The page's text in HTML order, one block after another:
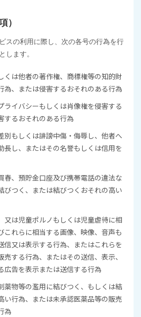
）
スの利用に際し、次の各号の行為を行
します。
くは他者の著作権、商標権等の知的財
為、または侵害するおそれのある行為
ライバシーもしくは肖像権を侵害する
するおそれのある行為
別もしくは誹謗中傷・侮辱し、他者へ
長し、またはその名誉もしくは信用を
春、預貯金口座及び携帯電話の違法な
びつく、または結びつくおそれの高い
又は児童ポルノもしくは児童虐待に相
これらに相当する画像、映像、音声も
信又は表示する行為、またはこれらを
売する行為、またはその送信、表示、
広告を表示または送信する行為
薬物等の濫用に結びつく、もしくは結
い行為、または未承認医薬品等の販売
為